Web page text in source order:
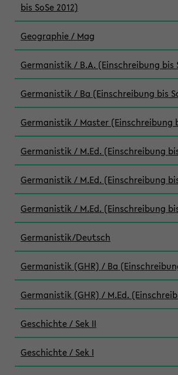
bis SoSe 2012)
Geographie / Mag
Germanistik / B.A. (Einschreibung bis
Germanistik / Ba (Einschreibung bis
Germanistik / Master (Einschreibung
Germanistik / M.Ed. (Einschreibung
Germanistik / M.Ed. (Einschreibung
Germanistik / M.Ed. (Einschreibung
Germanistik/Deutsch
Germanistik (GHR) / Ba
Germanistik (GHR) / M.Ed.
Geschichte / Sek II
Geschichte / Sek I